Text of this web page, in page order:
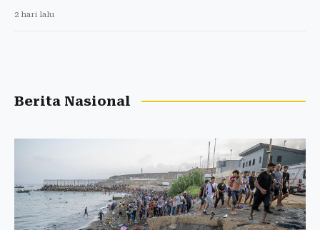
2 hari lalu
Berita Nasional